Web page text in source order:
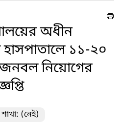
অধীন
হাসপাতালে ১১-২০
জনবল নিয়োগের
শাখা: (নেই)